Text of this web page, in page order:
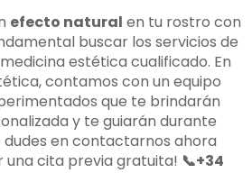
efecto natural en tu rostro con
buscar los servicios de
estética cualificado. En
contamos con un equipo
que te brindarán
y te guiarán durante
dudes en contactarnos ahora
una cita previa gratuita! 📞+34